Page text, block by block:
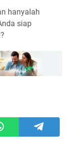
hanyalah
siap